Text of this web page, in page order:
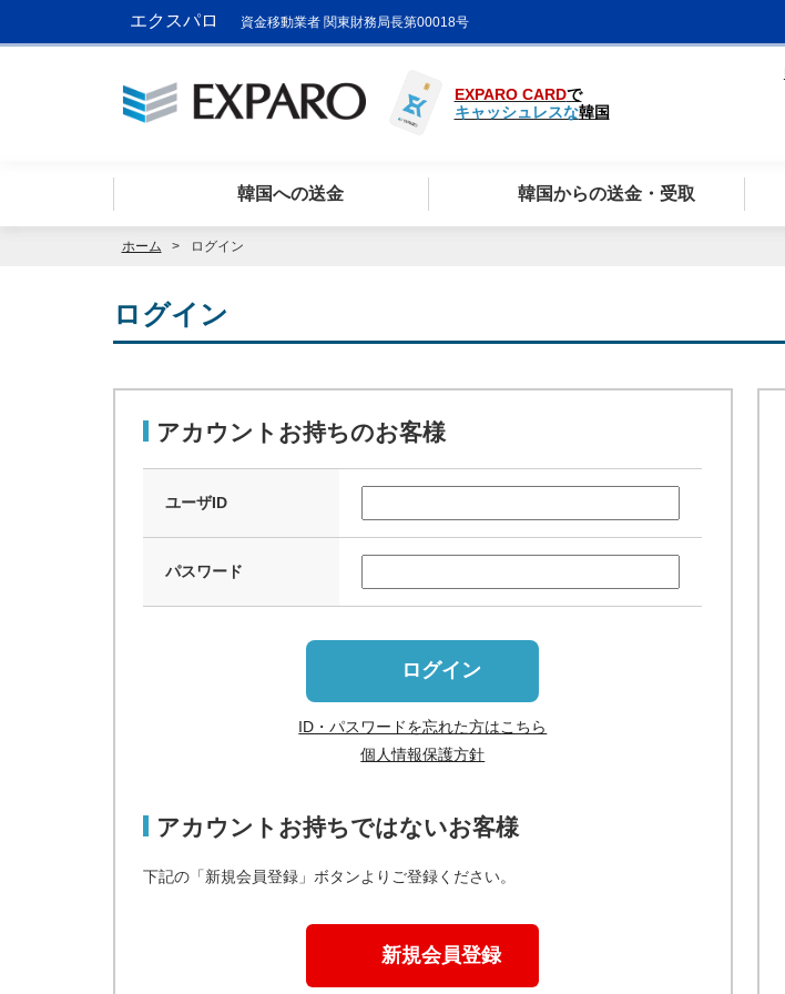
エクスパロ 資金移動業者 関東財務局長第00018号
EXPARO CARDで
キャッシュレスな韓国
韓国への送金 韓国からの送金・受取
ホーム ログイン
ログイン
アカウントお持ちのお客様
ユーザID
パスワード
ログイン
ID・パスワードを忘れた方はこちら
個人情報保護方針
アカウントお持ちではないお客様
下記の「新規会員登録」ボタンよりご登録ください。
新規会員登録